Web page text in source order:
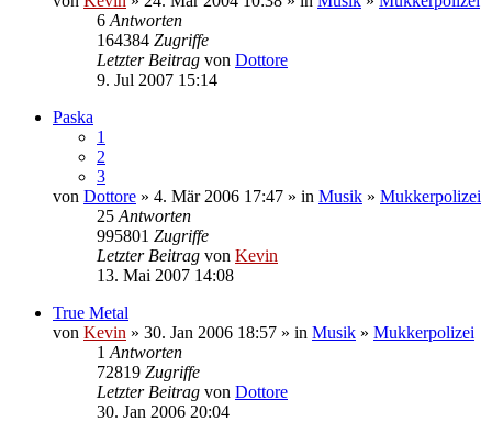
6 Antworten
164384 Zugriffe
Letzter Beitrag von Dottore
9. Jul 2007 15:14
Paska
1
2
3
von Dottore » 4. Mär 2006 17:47 » in Musik » Mukkerpolizei
25 Antworten
995801 Zugriffe
Letzter Beitrag von Kevin
13. Mai 2007 14:08
True Metal
von Kevin » 30. Jan 2006 18:57 » in Musik » Mukkerpolizei
1 Antworten
72819 Zugriffe
Letzter Beitrag von Dottore
30. Jan 2006 20:04